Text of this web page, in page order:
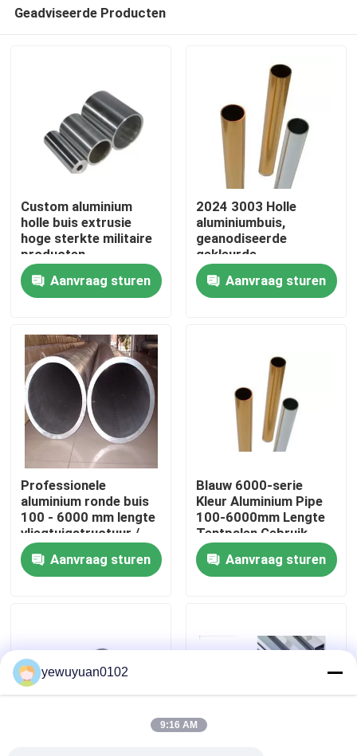
Huis
Producten
Videos
VR-show
Ongeveer ons
Fabrieksreis
Contacteer ons
Nieuws
Geadviseerde Producten
Custom aluminium
holle buis extrusie
hoge sterkte militaire
producten
Aanvraag sturen
2024 3003 Holle
aluminiumbuis,
geanodiseerde
gekleurde
aluminiumbuis van
hoge zuiverheid
Aanvraag sturen
Professionele
aluminium ronde buis
100 - 6000 mm lengte
vliegtuigstructuur /
vrachtwagenwiel
Aanvraag sturen
Blauw 6000-serie
Kleur Aluminium Pipe
100-6000mm Lengte
Tentpalen Gebruik
Aanvraag sturen
yewuyuan0102
9:16 AM